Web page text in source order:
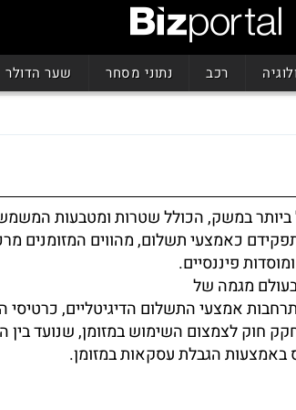
רכב נתוני מסחר שער הדולר
ביותר במשק, הכולל שטרות ומטבעות
כאמצעי תשלום, מהווים המזומנים
פיננסיים.
מגמה של
אמצעי התשלום הדיגיטליים,
חוק לצמצום השימוש במזומן, שנועד בין
באמצעות הגבלת עסקאות במזומן.